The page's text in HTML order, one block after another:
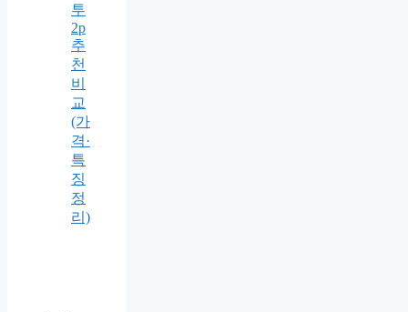
투
2p
추
천
비
교
(가
격·
특
징
정
리)